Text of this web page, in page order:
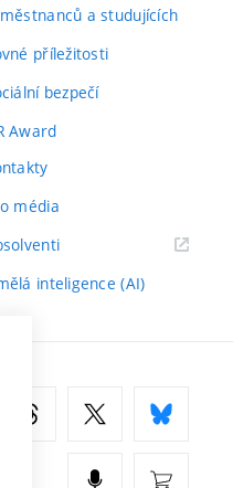
a studujících
příležitosti
bezpečí
Award
média
(externí
inteligence (AI)